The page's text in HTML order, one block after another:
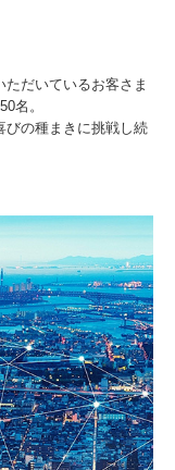
だいているお客さま
名。
びの種まきに挑戦し続